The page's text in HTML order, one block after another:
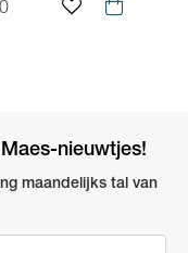
nieuwtjes!
maandelijks tal van